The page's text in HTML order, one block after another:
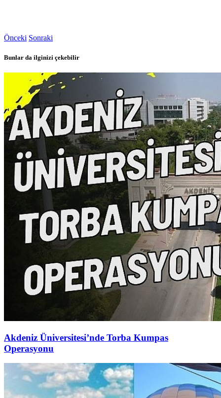
Önceki Sonraki
Bunlar da ilginizi çekebilir
Akdeniz Üniversitesi’nde Torba Kumpas
Operasyonu